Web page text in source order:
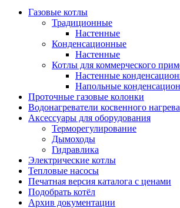
Газовые котлы
Традиционные
Настенные
Конденсационные
Настенные
Котлы для коммерческого
Настенные
Напольные
Проточные газовые колонки
Водонагреватели косвенного нагрева
Аксессуары для оборудования
Терморегулирование
Дымоходы
Гидравлика
Электрические котлы
Тепловые насосы
Печатная версия каталога с ценами
Подобрать котёл
Архив документации